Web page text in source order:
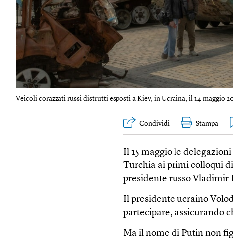
Veicoli corazzati russi distrutti esposti a Kiev, in Ucraina, il 14 maggio
Condividi Stampa
Il 15 maggio le
Turchia ai primi colloqui
presidente russo Vladimir
Il presidente ucraino
partecipare, assicurando
Ma il nome di Putin non